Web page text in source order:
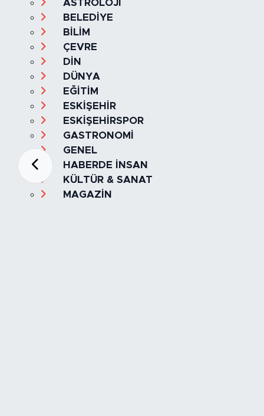
ASTROLOJİ
BELEDİYE
BİLİM
ÇEVRE
DİN
DÜNYA
EĞİTİM
ESKİŞEHİR
ESKİŞEHİRSPOR
GASTRONOMİ
GENEL
HABERDE İNSAN
KÜLTÜR & SANAT
MAGAZİN